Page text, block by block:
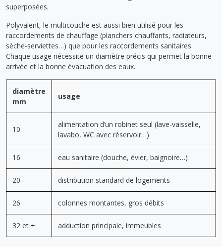
superposées.
Polyvalent, le multicouche est aussi bien utilisé pour les
raccordements de chauffage (planchers chauffants, radiateurs,
sèche-serviettes…) que pour les raccordements sanitaires.
Chaque usage nécessite un diamètre précis qui permet la bonne
arrivée et la bonne évacuation des eaux.
diamètre
mm
usage
10
alimentation d’un robinet seul (lave-vaisselle,
lavabo, WC avec réservoir…)
16 eau sanitaire (douche, évier, baignoire…)
20 distribution standard de logements
26 colonnes montantes, gros débits
32 et + adduction principale, immeubles